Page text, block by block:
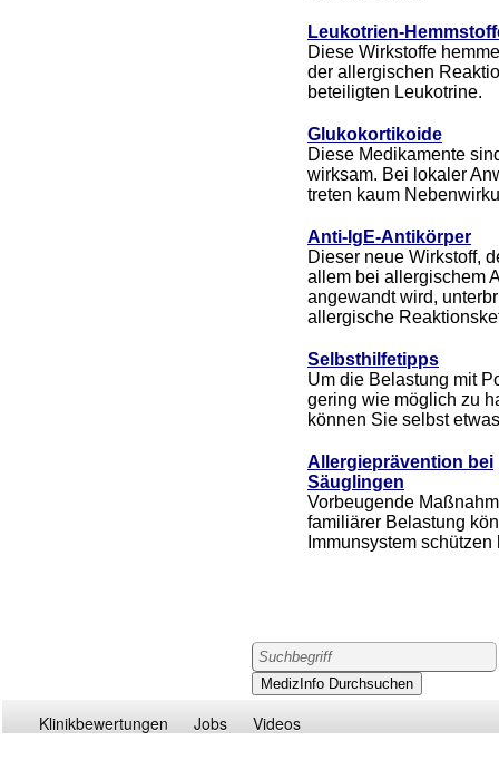
Leukotrien-
Diese Wirkstoffe
der allergischen
beteiligten Leukotrine.
Glukokortikoide
Diese Medikamente
wirksam. Bei lokaler
treten kaum
Anti-IgE-Antikörper
Dieser neue Wirkstoff,
allem bei allergischem
angewandt wird,
allergische
Selbsthilfetipps
Um die Belastung mit
gering wie möglich zu
können Sie selbst
Allergieprävention bei
Säuglingen
Vorbeugende
familiärer Belastung
Immunsystem schützen
Klinikbewertungen Jobs Videos